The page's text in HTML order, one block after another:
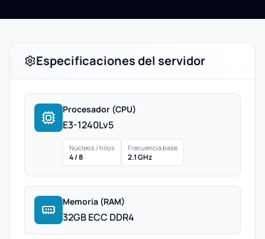
Especificaciones del servidor
Procesador (CPU)
E3-1240Lv5
Núcleos / hilos
4 / 8
Frecuencia base
2.1 GHz
Memoria (RAM)
32GB ECC DDR4